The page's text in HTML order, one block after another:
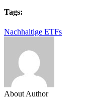
Tags:
Nachhaltige ETFs
About Author